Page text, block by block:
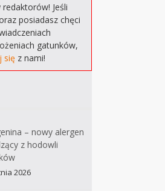
Jeśli
posiadasz chęci
gatunków,
się z nami!
– nowy alergen
z hodowli
2026